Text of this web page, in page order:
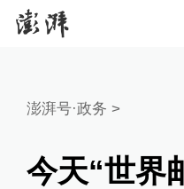
澎湃号·政务 >
今天“世界